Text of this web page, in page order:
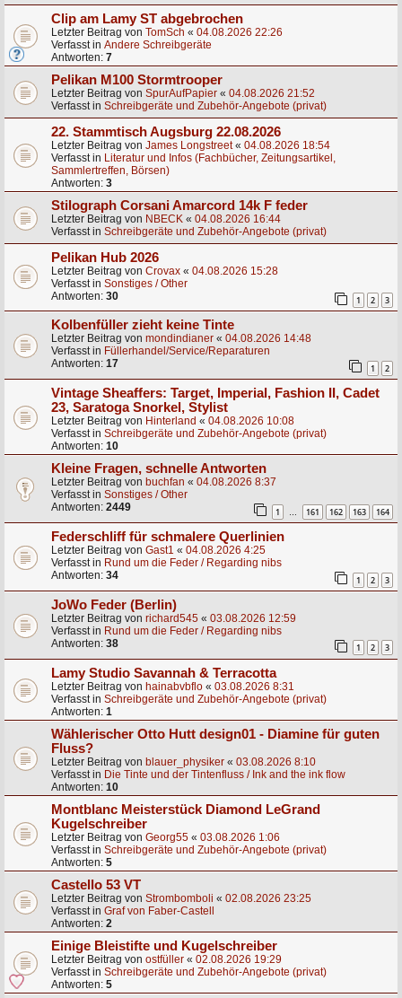
Clip am Lamy ST abgebrochen
Letzter Beitrag von TomSch « 04.08.2026 22:26
Verfasst in Andere Schreibgeräte
Antworten: 7
Pelikan M100 Stormtrooper
Letzter Beitrag von SpurAufPapier « 04.08.2026 21:52
Verfasst in Schreibgeräte und Zubehör-Angebote (privat)
22. Stammtisch Augsburg 22.08.2026
Letzter Beitrag von James Longstreet« 04.08.2026 18:54
Verfasst in Literatur und Infos (Fachbücher, Zeitungsartikel,
Sammlertreffen, Börsen)
Antworten: 3
Stilograph Corsani Amarcord 14k F feder
Letzter Beitrag von NBECK « 04.08.2026 16:44
Verfasst in Schreibgeräte und Zubehör-Angebote (privat)
Pelikan Hub 2026
Letzter Beitrag von Crovax « 04.08.2026 15:28
Verfasst in Sonstiges / Other
Antworten: 30 1 2 3
Kolbenfüller zieht keine Tinte
Letzter Beitrag von mondindianer « 04.08.2026 14:48
Verfasst in Füllerhandel/Service/Reparaturen
Antworten: 17 1 2
Vintage Sheaffers: Target, Imperial, Fashion II, Cadet
23, Saratoga Snorkel, Stylist
Letzter Beitrag von Hinterland « 04.08.2026 10:08
Verfasst in Schreibgeräte und Zubehör-Angebote (privat)
Antworten: 10
Kleine Fragen, schnelle Antworten
Letzter Beitrag von buchfan « 04.08.2026 8:37
Verfasst in Sonstiges / Other
Antworten: 2449 1 … 161 162 163 164
Federschliff für schmalere Querlinien
Letzter Beitrag von Gast1 « 04.08.2026 4:25
Verfasst in Rund um die Feder / Regarding nibs
Antworten: 34 1 2 3
JoWo Feder (Berlin)
Letzter Beitrag von richard545 « 03.08.2026 12:59
Verfasst in Rund um die Feder / Regarding nibs
Antworten: 38 1 2 3
Lamy Studio Savannah & Terracotta
Letzter Beitrag von hainabvbflo « 03.08.2026 8:31
Verfasst in Schreibgeräte und Zubehör-Angebote (privat)
Antworten: 1
Wählerischer Otto Hutt design01 - Diamine für guten
Fluss?
Letzter Beitrag von blauer_physiker « 03.08.2026 8:10
Verfasst in Die Tinte und der Tintenfluss / Ink and the ink flow
Antworten: 10
Montblanc Meisterstück Diamond LeGrand
Kugelschreiber
Letzter Beitrag von Georg55 « 03.08.2026 1:06
Verfasst in Schreibgeräte und Zubehör-Angebote (privat)
Antworten: 5
Castello 53 VT
Letzter Beitrag von Strombomboli « 02.08.2026 23:25
Verfasst in Graf von Faber-Castell
Antworten: 2
Einige Bleistifte und Kugelschreiber
Letzter Beitrag von ostfüller « 02.08.2026 19:29
Verfasst in Schreibgeräte und Zubehör-Angebote (privat)
Antworten: 5